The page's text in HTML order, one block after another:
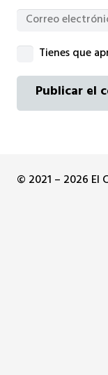
Tienes que
Publicar el
© 2021 – 2026 El